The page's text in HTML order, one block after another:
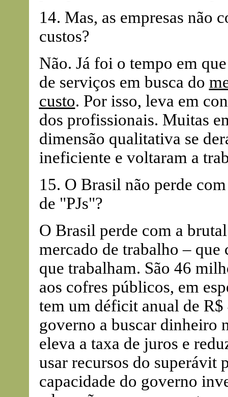
14. Mas, as empresas não
custos?
Não. Já foi o tempo em
de serviços em busca do
custo. Por isso, leva em
dos profissionais. Muitas
dimensão qualitativa se
ineficiente e voltaram a
15. O Brasil não perde
de "PJs"?
O Brasil perde com a
mercado de trabalho – que
que trabalham. São 46
aos cofres públicos, em
tem um déficit anual de
governo a buscar dinheiro
eleva a taxa de juros e
usar recursos do superávit
capacidade do governo